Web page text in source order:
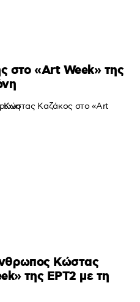
στο «Art Week» της
Κώστας
της ΕΡΤ2 με τη